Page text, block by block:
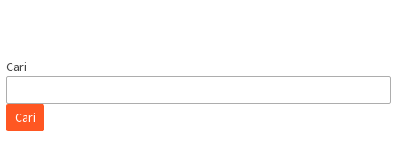
Cari
Cari